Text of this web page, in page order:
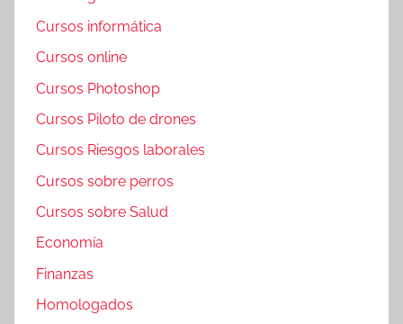
Cursos informática
Cursos online
Cursos Photoshop
Cursos Piloto de drones
Cursos Riesgos laborales
Cursos sobre perros
Cursos sobre Salud
Economía
Finanzas
Homologados